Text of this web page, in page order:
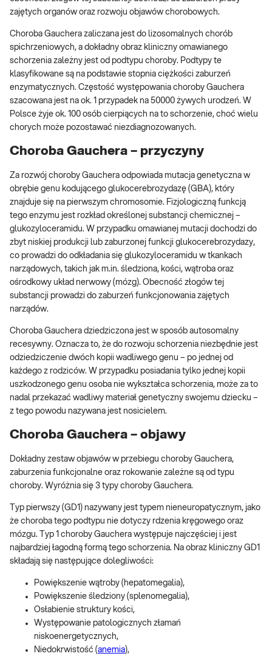
zajętych organów oraz rozwoju objawów chorobowych.
Choroba Gauchera zaliczana jest do lizosomalnych chorób
spichrzeniowych, a dokładny obraz kliniczny omawianego
schorzenia zależny jest od podtypu choroby. Podtypy te
klasyfikowane są na podstawie stopnia ciężkości zaburzeń
enzymatycznych. Częstość występowania choroby Gauchera
szacowana jest na ok. 1 przypadek na 50000 żywych urodzeń. W
Polsce żyje ok. 100 osób cierpiących na to schorzenie, choć wielu
chorych może pozostawać niezdiagnozowanych.
Choroba Gauchera – przyczyny
Za rozwój choroby Gauchera odpowiada mutacja genetyczna w
obrębie genu kodującego glukocerebrozydazę (GBA), który
znajduje się na pierwszym chromosomie. Fizjologiczną funkcją
tego enzymu jest rozkład określonej substancji chemicznej –
glukozyloceramidu. W przypadku omawianej mutacji dochodzi do
zbyt niskiej produkcji lub zaburzonej funkcji glukocerebrozydazy,
co prowadzi do odkładania się glukozyloceramidu w tkankach
narządowych, takich jak m.in. śledziona, kości, wątroba oraz
ośrodkowy układ nerwowy (mózg). Obecność złogów tej
substancji prowadzi do zaburzeń funkcjonowania zajętych
narządów.
Choroba Gauchera dziedziczona jest w sposób autosomalny
recesywny. Oznacza to, że do rozwoju schorzenia niezbędnie jest
odziedziczenie dwóch kopii wadliwego genu – po jednej od
każdego z rodziców. W przypadku posiadania tylko jednej kopii
uszkodzonego genu osoba nie wykształca schorzenia, może za to
nadal przekazać wadliwy materiał genetyczny swojemu dziecku –
z tego powodu nazywana jest nosicielem.
Choroba Gauchera – objawy
Dokładny zestaw objawów w przebiegu choroby Gauchera,
zaburzenia funkcjonalne oraz rokowanie zależne są od typu
choroby. Wyróżnia się 3 typy choroby Gauchera.
Typ pierwszy (GD1) nazywany jest typem nieneuropatycznym, jako
że choroba tego podtypu nie dotyczy rdzenia kręgowego oraz
mózgu. Typ 1 choroby Gauchera występuje najczęściej i jest
najbardziej łagodną formą tego schorzenia. Na obraz kliniczny GD1
składają się następujące dolegliwości:
Powiększenie wątroby (hepatomegalia),
Powiększenie śledziony (splenomegalia),
Osłabienie struktury kości,
Występowanie patologicznych złamań
niskoenergetycznych,
Niedokrwistość (anemia),